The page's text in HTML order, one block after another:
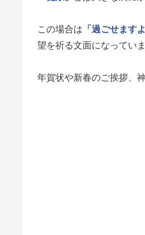
この場合は 「過ごせます
望を祈る文面になっていま
年賀状や新春のご挨拶、